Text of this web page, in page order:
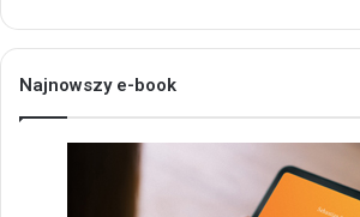
Najnowszy e-book